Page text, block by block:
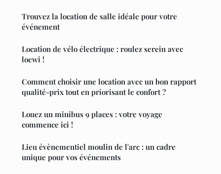
Trouvez la location de salle idéale pour votre
événement
Location de vélo électrique : roulez serein avec
loewi !
Comment choisir une location avec un bon rapport
qualité-prix tout en priorisant le confort ?
Louez un minibus 9 places : votre voyage
commence ici !
Lieu évènementiel moulin de l'arc : un cadre
unique pour vos événements